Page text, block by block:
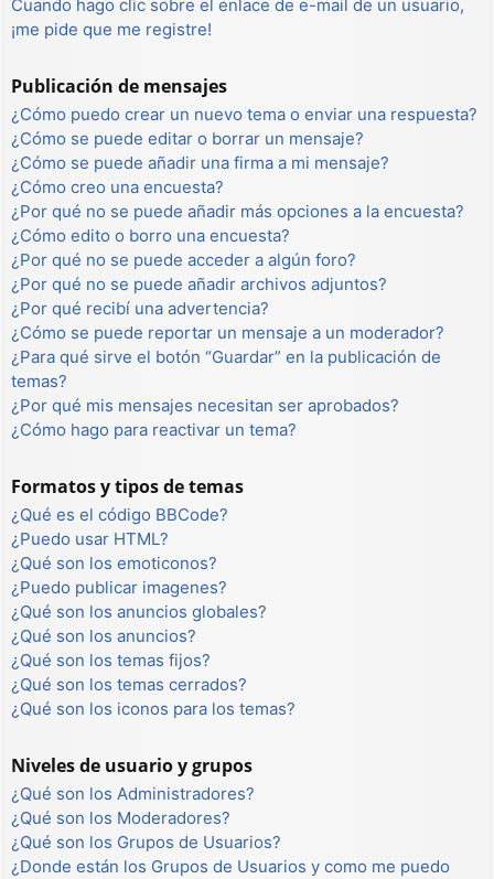
Cuando hago clic sobre el enlace de e-mail de un usuario,
¡me pide que me registre!
Publicación de mensajes
¿Cómo puedo crear un nuevo tema o enviar una respuesta?
¿Cómo se puede editar o borrar un mensaje?
¿Cómo se puede añadir una firma a mi mensaje?
¿Cómo creo una encuesta?
¿Por qué no se puede añadir más opciones a la encuesta?
¿Cómo edito o borro una encuesta?
¿Por qué no se puede acceder a algún foro?
¿Por qué no se puede añadir archivos adjuntos?
¿Por qué recibí una advertencia?
¿Cómo se puede reportar un mensaje a un moderador?
¿Para qué sirve el botón “Guardar” en la publicación de
temas?
¿Por qué mis mensajes necesitan ser aprobados?
¿Cómo hago para reactivar un tema?
Formatos y tipos de temas
¿Qué es el código BBCode?
¿Puedo usar HTML?
¿Qué son los emoticonos?
¿Puedo publicar imagenes?
¿Qué son los anuncios globales?
¿Qué son los anuncios?
¿Qué son los temas fijos?
¿Qué son los temas cerrados?
¿Qué son los iconos para los temas?
Niveles de usuario y grupos
¿Qué son los Administradores?
¿Qué son los Moderadores?
¿Qué son los Grupos de Usuarios?
¿Donde están los Grupos de Usuarios y como me puedo